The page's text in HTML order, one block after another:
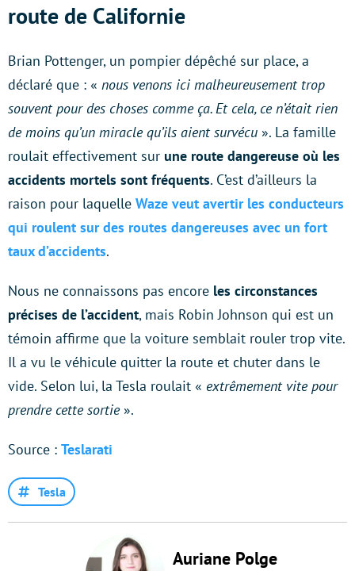
route de Californie
Brian Pottenger, un pompier dépêché sur place, a
déclaré que : « nous venons ici malheureusement trop
souvent pour des choses comme ça. Et cela, ce n’était rien
de moins qu’un miracle qu’ils aient survécu ». La famille
roulait effectivement sur une route dangereuse où les
accidents mortels sont fréquents. C’est d’ailleurs la
raison pour laquelle Waze veut avertir les conducteurs
qui roulent sur des routes dangereuses avec un fort
taux d’accidents.
Nous ne connaissons pas encore les circonstances
précises de l’accident, mais Robin Johnson qui est un
témoin affirme que la voiture semblait rouler trop vite.
Il a vu le véhicule quitter la route et chuter dans le
vide. Selon lui, la Tesla roulait « extrêmement vite pour
prendre cette sortie».
Source : Teslarati
Tesla
Auriane Polge